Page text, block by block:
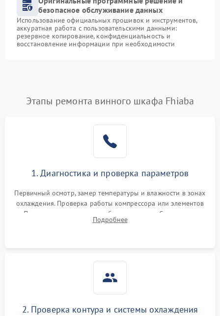
безопасное обслуживание данных
Использование официальных прошивок и инструментов,
аккуратная работа с пользовательскими данными:
резервное копирование, конфиденциальность и
восстановление информации при необходимости
Этапы ремонта винного шкафа Fhiaba
1. Диагностика и проверка параметров
Первичный осмотр, замер температуры и влажности в зонах
охлаждения. Проверка работы компрессора или элементов
Пельтье, оценка уровня вибрации и шума. Считывание
ошибок с модуля управления.
Подробнее
2. Проверка контура и системы охлаждения